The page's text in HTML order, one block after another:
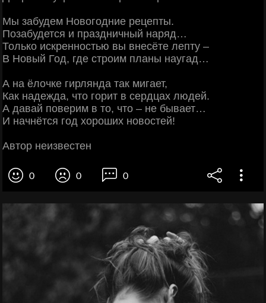
Мы забудем Новогодние рецепты.
Позабудется и праздничный наряд…
Только искренностью вы внесёте лепту –
В Новый Год, где строим планы наугад…
А на ёлочке гирлянда так мигает,
Как надежда, что горит в сердцах людей.
А давай поверим в то, что – не бывает…
И начнётся год хороших новостей!
Автор неизвестен
0 0 0